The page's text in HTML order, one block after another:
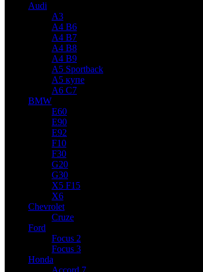
Audi
A3
A4 B6
A4 B7
A4 B8
A4 B9
A5 Sportback
A5 купе
A6 C7
BMW
E60
E90
E92
F10
F30
G20
G30
X5 F15
X6
Chevrolet
Cruze
Ford
Focus 2
Focus 3
Honda
Accord 7